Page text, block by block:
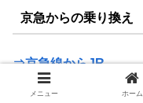
京急からの乗り換え
⇒京急線からJR
メニュー ホーム